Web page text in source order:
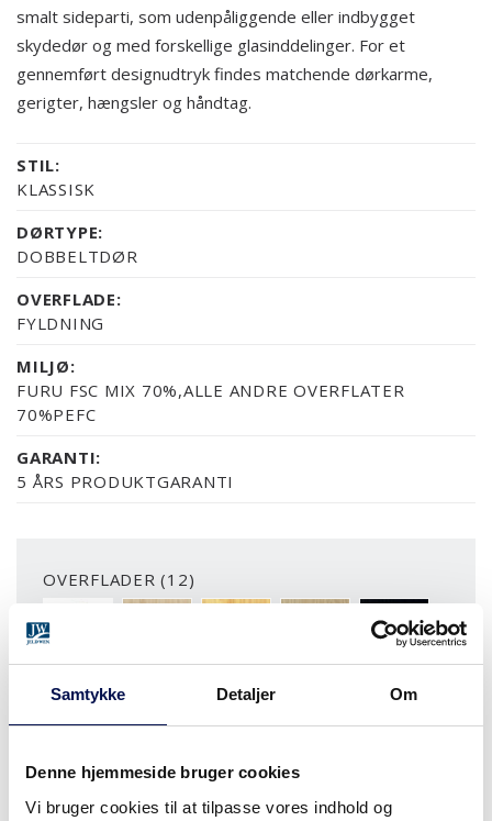
Samtykke Detaljer Om
Denne hjemmeside bruger cookies
Vi bruger cookies til at tilpasse vores indhold og
smalt sideparti, som udenpåliggende eller indbygget
skydedør og med forskellige glasinddelinger. For et
gennemført designudtryk findes matchende dørkarme,
gerigter, hængsler og håndtag.
STIL:
KLASSISK
DØRTYPE:
DOBBELTDØR
OVERFLADE:
FYLDNING
MILJØ:
FURU FSC MIX 70%,ALLE ANDRE OVERFLATER
70%PEFC
GARANTI:
5 ÅRS PRODUKTGARANTI
OVERFLADER (12)
MERE
MODULSTØRRELSER